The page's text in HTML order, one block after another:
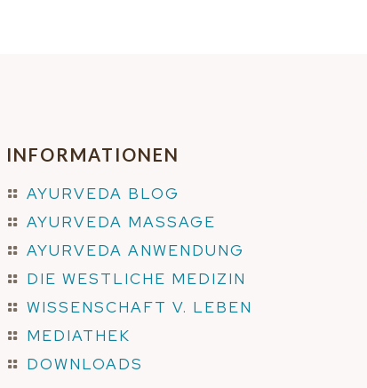
INFORMATIONEN
AYURVEDA BLOG
AYURVEDA MASSAGE
AYURVEDA ANWENDUNG
DIE WESTLICHE MEDIZIN
WISSENSCHAFT V. LEBEN
MEDIATHEK
DOWNLOADS